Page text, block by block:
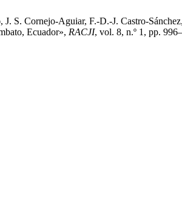
J. S. Cornejo-Aguiar, F.-D.-J. Castro-
Ecuador», RACJI, vol. 8, n.º 1, pp.